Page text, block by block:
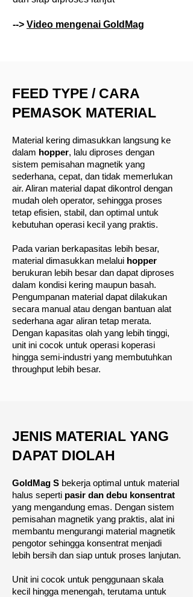
--> Video mengenai GoldMag
FEED TYPE / CARA
PEMASOK MATERIAL
Material kering dimasukkan langsung ke
dalam hopper, lalu diproses dengan
sistem pemisahan magnetik yang
sederhana, cepat, dan tidak memerlukan
air. Aliran material dapat dikontrol dengan
mudah oleh operator, sehingga proses
tetap efisien, stabil, dan optimal untuk
kebutuhan operasi kecil yang praktis.
Pada varian berkapasitas lebih besar,
material dimasukkan melalui hopper
berukuran lebih besar dan dapat diproses
dalam kondisi kering maupun basah.
Pengumpanan material dapat dilakukan
secara manual atau dengan bantuan alat
sederhana agar aliran tetap merata.
Dengan kapasitas olah yang lebih tinggi,
unit ini cocok untuk operasi koperasi
hingga semi-industri yang membutuhkan
throughput lebih besar.
JENIS MATERIAL YANG
DAPAT DIOLAH
GoldMag S bekerja optimal untuk material
halus seperti pasir dan debu konsentrat
yang mengandung emas. Dengan sistem
pemisahan magnetik yang praktis, alat ini
membantu mengurangi material magnetik
pengotor sehingga konsentrat menjadi
lebih bersih dan siap untuk proses lanjutan.
Unit ini cocok untuk penggunaan skala
kecil hingga menengah, terutama untuk